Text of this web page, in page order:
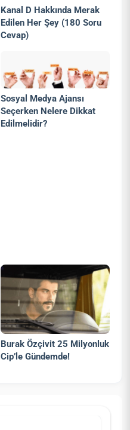
Kanal D Hakkında Merak
Edilen Her Şey (180 Soru
Cevap)
Sosyal Medya Ajansı
Seçerken Nelere Dikkat
Edilmelidir?
Burak Özçivit 25 Milyonluk
Cip’le Gündemde!